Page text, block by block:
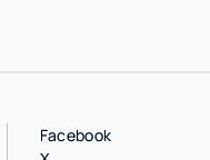
Facebook